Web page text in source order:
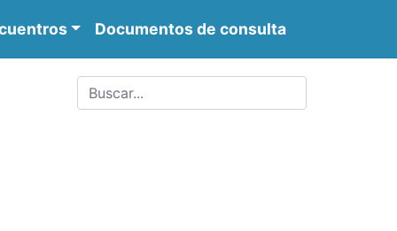
Documentos de consulta